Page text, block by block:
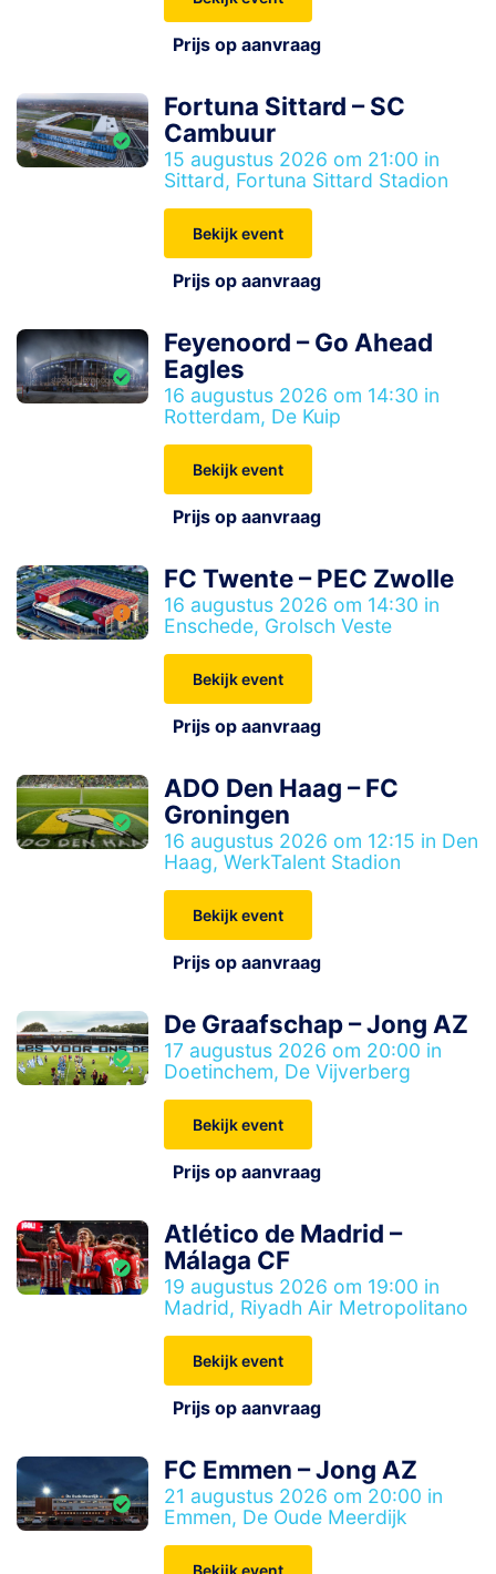
Prijs op aanvraag
Fortuna Sittard – SC
Cambuur
15 augustus 2026 om 21:00 in
Sittard, Fortuna Sittard Stadion
Bekijk event
Prijs op aanvraag
Feyenoord – Go Ahead
Eagles
16 augustus 2026 om 14:30 in
Rotterdam, De Kuip
Bekijk event
Prijs op aanvraag
FC Twente – PEC Zwolle
16 augustus 2026 om 14:30 in
Enschede, Grolsch Veste
Bekijk event
Prijs op aanvraag
ADO Den Haag – FC
Groningen
16 augustus 2026 om 12:15 in Den
Haag, WerkTalent Stadion
Bekijk event
Prijs op aanvraag
De Graafschap – Jong AZ
17 augustus 2026 om 20:00 in
Doetinchem, De Vijverberg
Bekijk event
Prijs op aanvraag
Atlético de Madrid –
Málaga CF
19 augustus 2026 om 19:00 in
Madrid, Riyadh Air Metropolitano
Bekijk event
Prijs op aanvraag
FC Emmen – Jong AZ
21 augustus 2026 om 20:00 in
Emmen, De Oude Meerdijk
Bekijk event